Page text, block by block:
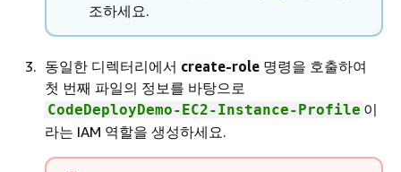
조하세요.
동일한 디렉터리에서 create-role 명령을 호출하여
첫 번째 파일의 정보를 바탕으로
CodeDeployDemo-EC2-Instance-Profile 이
라는 IAM 역할을 생성하세요.